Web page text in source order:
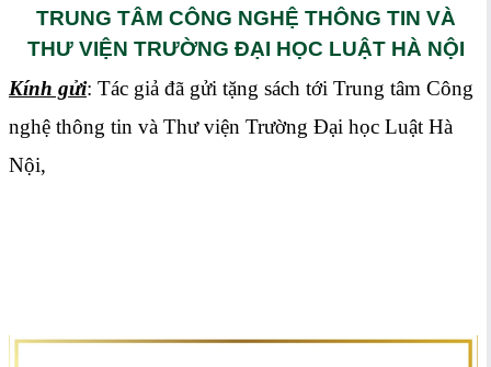
TRUNG TÂM CÔNG NGHỆ THÔNG TIN VÀ
THƯ VIỆN TRƯỜNG ĐẠI HỌC LUẬT HÀ NỘI
Kính gửi: Tác giả đã gửi tặng sách tới Trung tâm Công
nghệ thông tin và Thư viện Trường Đại học Luật Hà
Nội,